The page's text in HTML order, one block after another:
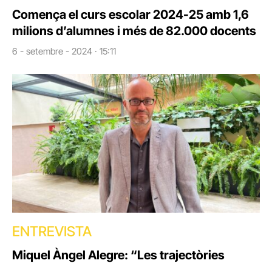
Comença el curs escolar 2024-25 amb 1,6
milions d’alumnes i més de 82.000 docents
6 - setembre - 2024 · 15:11
ENTREVISTA
Miquel Àngel Alegre: “Les trajectòries